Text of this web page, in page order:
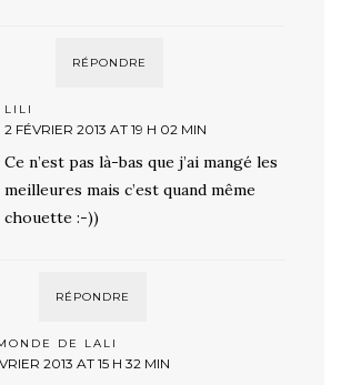
RÉPONDRE
LILI
2 FÉVRIER 2013 AT 19 H 02 MIN
Ce n’est pas là-bas que j’ai mangé les
meilleures mais c’est quand même
chouette :-))
RÉPONDRE
DE LALI
2013 AT 15 H 32 MIN